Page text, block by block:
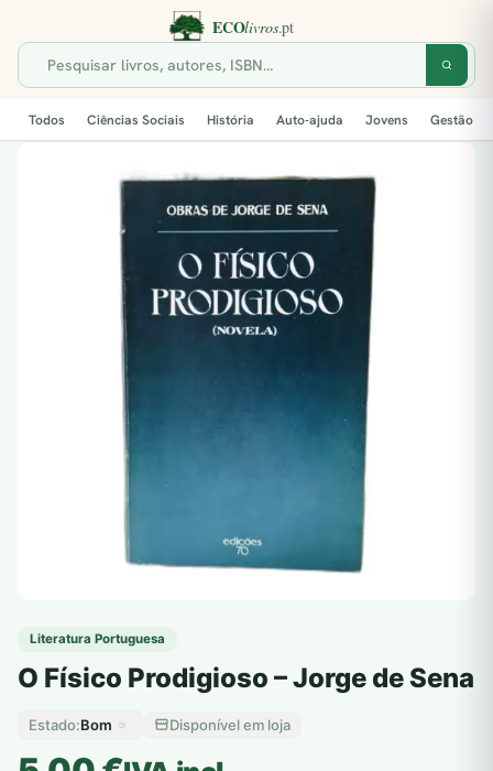
Todos Ciências Sociais História Auto-ajuda Jovens Gestão
Literatura Portuguesa
O Físico Prodigioso – Jorge de Sena
Estado:Bom Disponível em loja